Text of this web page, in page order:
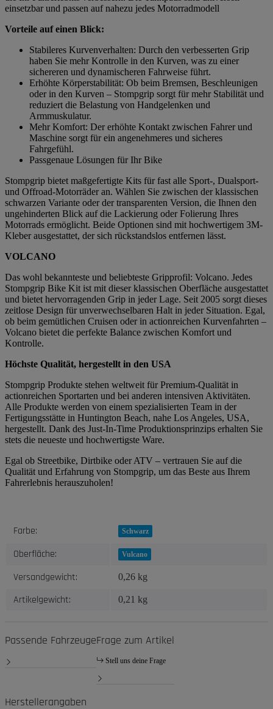
einsetzbar und passen auf nahezu jedes Motorradmodell
Vorteile auf einen Blick:
Stabileres Kurvenverhalten: Durch den verbesserten Grip
haben Sie mehr Kontrolle in den Kurven, was zu einer
sichereren und dynamischeren Fahrweise führt.
Erhöhte Körperstabilität: Ob beim Bremsen, Beschleunigen
oder in den Kurven – Stompgrip sorgt für mehr Stabilität und
reduziert die Belastung von Handgelenken und
Armmuskulatur.
Mehr Komfort: Der erhöhte Kontakt zwischen Fahrer und
Maschine sorgt für ein angenehmeres und sicheres
Fahrgefühl.
Passgenaue Lösungen für Ihr Bike
Stompgrip bietet maßgefertigte Kits für fast alle Sport-, Dualsport-
und Offroad-Motorräder an. Wählen Sie zwischen der klassischen
schwarzen Variante oder der transparenten Version, die Ihnen den
ungehinderten Blick auf die Lackierung oder Folierung Ihres
Motorrads ermöglicht. Beide Optionen sind mit hochwertigem 3M-
Kleber ausgestattet, der sich rückstandslos entfernen lässt.
VOLCANO
Das wohl bekannteste und beliebteste Gripprofil: Volcano. Jedes
Stompgrip Bike Kit ist mit dieser klassischen Oberfläche ausgestattet
und bietet hervorragenden Grip in jeder Lage. Seit 2005 sorgt dieses
zeitlose Design für unverwechselbaren Halt in jeder Situation. Egal,
ob beim gemütlichen Cruisen oder in actionreichen Kurvenfahrten –
Volcano bietet die perfekte Balance zwischen Komfort und
Kontrolle.
Höchste Qualität, hergestellt in den USA
Stompgrip Produkte stehen weltweit für Premium-Qualität in
actionreichen Sportarten und bei anderen intensiven Aktivitäten.
Alle Produkte werden von einem spezialisierten Team in der
Fertigungsstätte in Huntington Beach, nahe Los Angeles, USA,
hergestellt. Dank des Just-In-Time Produktionsprinzips erhalten Sie
stets die neueste und hochwertigste Ware.
Egal ob Streetbike, Dirtbike oder ATV – vertrauen Sie auf die
Qualität und Erfahrung von Stompgrip, um das Beste aus Ihrem
Fahrerlebnis herauszuholen!
Produkteigenschaft
Wert
Farbe: Schwarz
Oberfläche: Vulcano
Versandgewicht: 0,26 kg
Artikelgewicht: 0,21 kg
Passende FahrzeugeFrage zum Artikel
Stell uns deine Frage
Herstellerangaben